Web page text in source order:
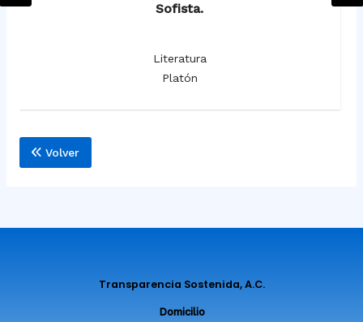
Sofista.
Literatura
Platón
Volver
Transparencia Sostenida, A.C.
Domicilio